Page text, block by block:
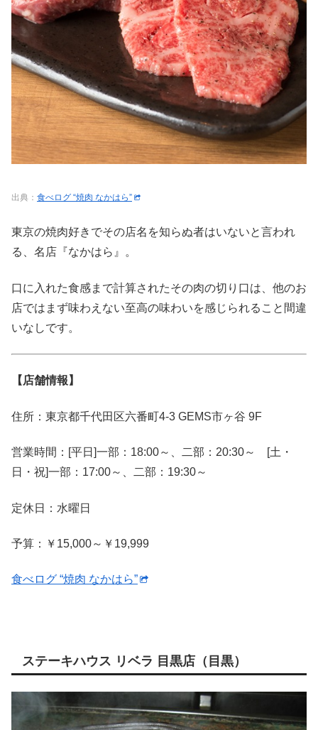
出典： 食べログ “焼肉 なかはら”
東京の焼肉好きでその店名を知らぬ者はいないと言われ
る、名店『なかはら』。
口に入れた食感まで計算されたその肉の切り口は、他のお
店ではまず味わえない至高の味わいを感じられること間違
いなしです。
【店舗情報】
住所：東京都千代田区六番町4-3 GEMS市ヶ谷 9F
営業時間：[平日]一部：18:00～、二部：20:30～ [土・
日・祝]一部：17:00～、二部：19:30～
定休日：水曜日
予算：￥15,000～￥19,999
食べログ “焼肉 なかはら”
ステーキハウス リベラ 目黒店（目黒）